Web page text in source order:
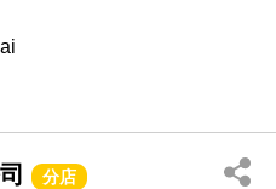
分店